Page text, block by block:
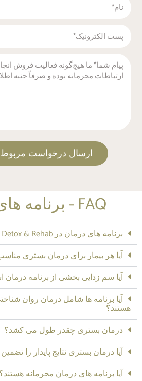
ارسال درخواست مربوط
FAQ - برنامه های درمان
برنامه های درمان در Zeus Detox & Rehab چیست؟
آیا هر بیمار برای درمان بستری
آیا سم زدایی بخشی از برنامه
آیا برنامه ها شامل درمان روان
هستند؟
درمان بستری چقدر طول می کشد؟
آیا درمان بستری نتایج پایدار را
آیا برنامه های درمان محرمانه هستند؟